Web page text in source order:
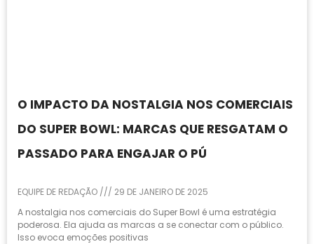
O IMPACTO DA NOSTALGIA NOS COMERCIAIS
DO SUPER BOWL: MARCAS QUE RESGATAM O
PASSADO PARA ENGAJAR O PÚ
EQUIPE DE REDAÇÃO
29 DE JANEIRO DE 2025
A nostalgia nos comerciais do Super Bowl é uma estratégia
poderosa. Ela ajuda as marcas a se conectar com o público.
Isso evoca emoções positivas